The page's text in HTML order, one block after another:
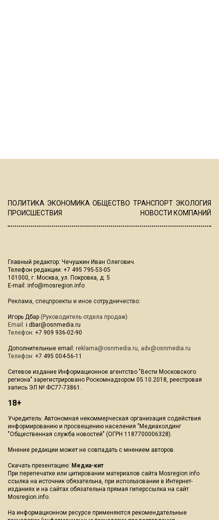
ПОЛИТИКА ЭКОНОМИКА ОБЩЕСТВО ТРАНСПОРТ ЭКОЛОГИЯ
ПРОИСШЕСТВИЯ
НОВОСТИ КОМПАНИЙ
Главный редактор: Чечушкин Иван Олегович.
Телефон редакции: +7 495 795-53-05
101000, г. Москва, ул. Покровка, д. 5
E-mail: info@mosregion.info
Реклама, спецпроекты и иное сотрудничество:
Игорь Дбар (Руководитель отдела продаж)
Email: i.dbar@osnmedia.ru
Телефон: +7 909 936-02-90
Дополнительные email: reklama@osnmedia.ru, adv@osnmedia.ru
Телефон: +7 495 004-56-11
Сетевое издание Информационное агентство "Вести Московского
региона" зарегистрировано Роскомнадзором 05.10.2018, реестровая
запись ЭЛ № ФС77-73861.
18+
Учредитель: Автономная некоммерческая организация содействия
информированию и просвещению населения "Медиахолдинг
"Общественная служба новостей" (ОГРН 1187700006328).
Мнение редакции может не совпадать с мнением авторов.
Скачать презентацию: Медиа-кит
При перепечатке или цитировании материалов сайта Mosregion.info
ссылка на источник обязательна, при использовании в Интернет-
изданиях и на сайтах обязательна прямая гиперссылка на сайт
Mosregion.info.
На информационном ресурсе применяются рекомендательные